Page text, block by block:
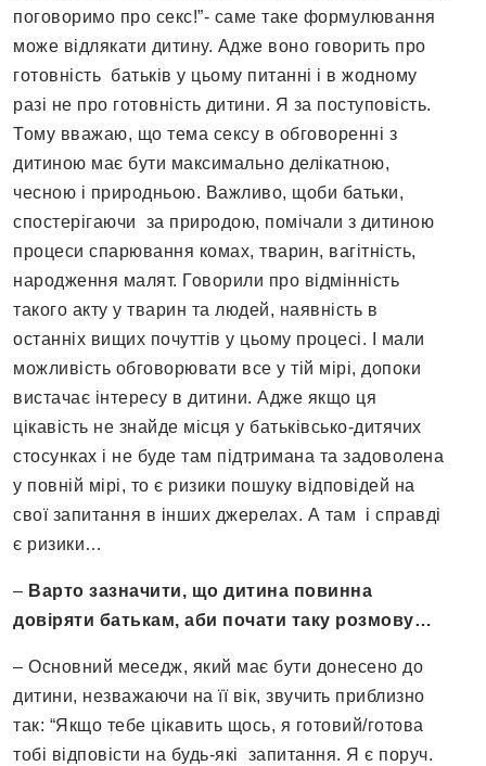
поговоримо про секс!”- саме таке формулювання
може відлякати дитину. Адже воно говорить про
готовність батьків у цьому питанні і в жодному
разі не про готовність дитини. Я за поступовість.
Тому вважаю, що тема сексу в обговоренні з
дитиною має бути максимально делікатною,
чесною і природньою. Важливо, щоби батьки,
спостерігаючи за природою, помічали з дитиною
процеси спарювання комах, тварин, вагітність,
народження малят. Говорили про відмінність
такого акту у тварин та людей, наявність в
останніх вищих почуттів у цьому процесі. І мали
можливість обговорювати все у тій мірі, допоки
вистачає інтересу в дитини. Адже якщо ця
цікавість не знайде місця у батьківсько-дитячих
стосунках і не буде там підтримана та задоволена
у повній мірі, то є ризики пошуку відповідей на
свої запитання в інших джерелах. А там і справді
є ризики…
– Варто зазначити, що дитина повинна
довіряти батькам, аби почати таку розмову…
– Основний меседж, який має бути донесено до
дитини, незважаючи на її вік, звучить приблизно
так: “Якщо тебе цікавить щось, я готовий/готова
тобі відповісти на будь-які запитання. Я є поруч.